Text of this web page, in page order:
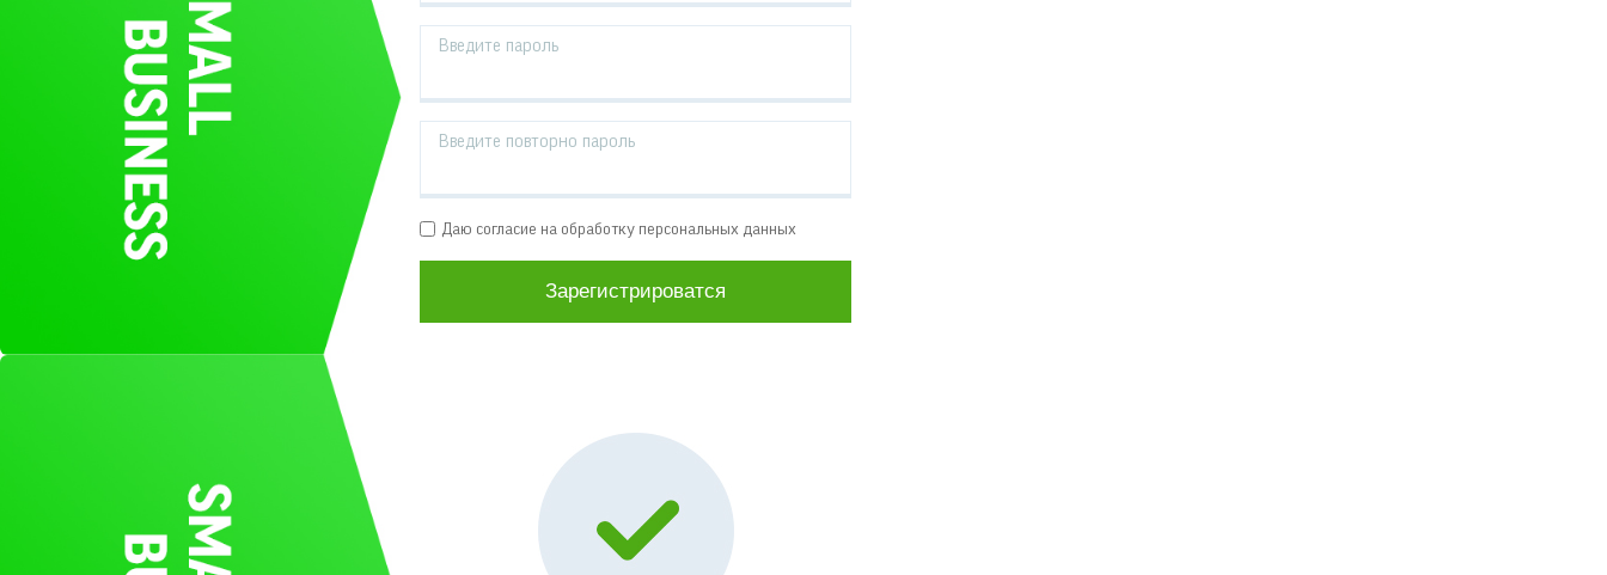
Введите пароль
Введите повторно пароль
Даю согласие на обработку персональных данных